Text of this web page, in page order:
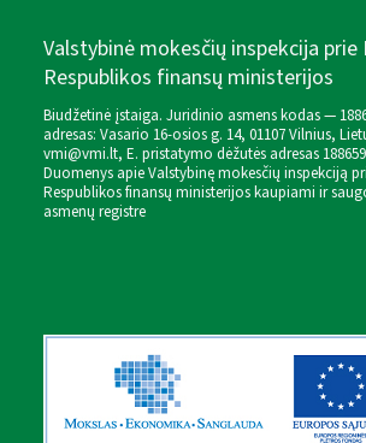
Valstybinė mokesčių inspekcija prie
Respublikos finansų ministerijos
Biudžetinė įstaiga. Juridinio asmens kodas —
adresas: Vasario 16-osios g. 14, 01107 Vilnius,
vmi@vmi.lt, E. pristatymo dėžutės adresas
Duomenys apie Valstybinę mokesčių inspekciją
Respublikos finansų ministerijos kaupiami ir
asmenų registre